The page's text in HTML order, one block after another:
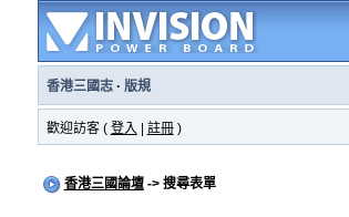
香港三國志· 版規
歡迎訪客 ( 登入 註冊)
香港三國論壇-> 搜尋表單